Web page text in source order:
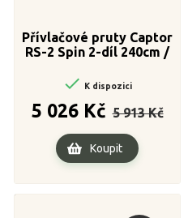
Přívlačové pruty Captor
RS-2 Spin 2-díl 240cm /
 K dispozici
5 026 Kč cena
5 913 Kč
Cena
Koupit